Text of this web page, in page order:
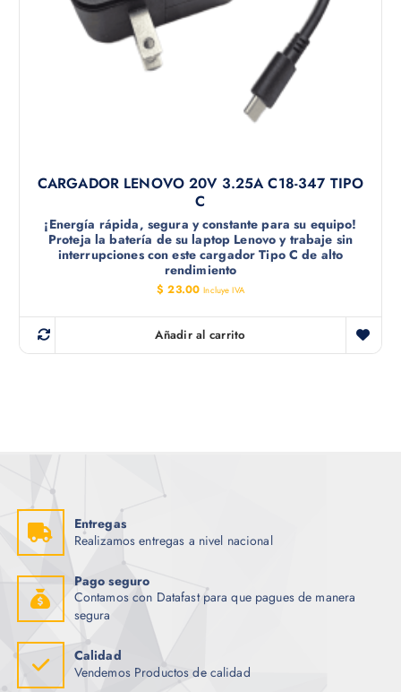
CARGADOR LENOVO 20V 3.25A C18-347 TIPO
C
¡Energía rápida, segura y constante para su equipo!
Proteja la batería de su laptop Lenovo y trabaje sin
interrupciones con este cargador Tipo C de alto
rendimiento
$ 23.00 Incluye IVA
Añadir al carrito
Entregas
Realizamos entregas a nivel nacional
Pago seguro
Contamos con Datafast para que pagues de manera
segura
Calidad
Vendemos Productos de calidad